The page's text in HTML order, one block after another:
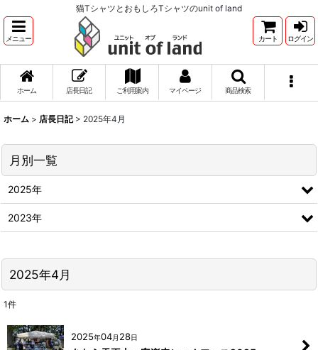
猫TシャツとおもしろTシャツのunit of land
メニュー カート ログイン
ホーム 店長日記 ご利用案内 マイページ 商品検索
ホーム > 店長日記 > 2025年4月
2025年4月
1件
2025年04月 28日
月別一覧
2025年
2023年